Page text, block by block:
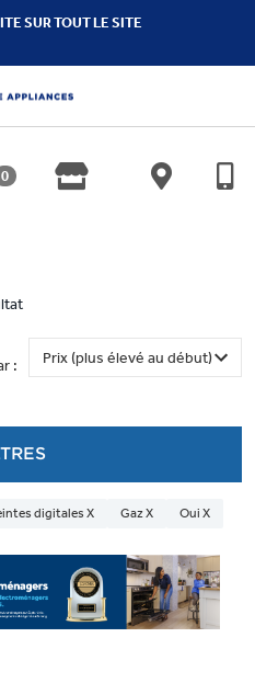
SUR TOUT LE SITE
0
:
digitales X Gaz X Oui X